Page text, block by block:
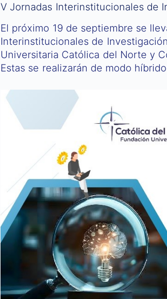
V Jornadas Interinstitucionales de
El próximo 19 de septiembre se
Interinstitucionales de
Universitaria Católica del Norte y
Estas se realizarán de modo